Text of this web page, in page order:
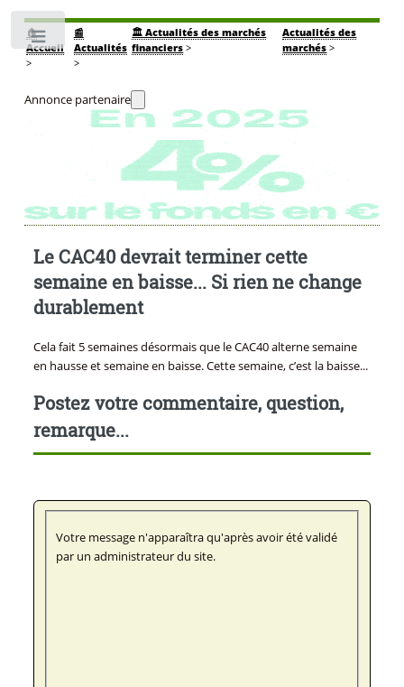
🏠
Accueil
>
📰
Actualités
>
🏛️ Actualités des marchés
financiers >
Actualités des
marchés >
Annonce partenaire
Le CAC40 devrait terminer cette
semaine en baisse... Si rien ne change
durablement
Cela fait 5 semaines désormais que le CAC40 alterne semaine
en hausse et semaine en baisse. Cette semaine, c’est la baisse...
Postez votre commentaire, question,
remarque...
Votre message n'apparaîtra qu'après avoir été validé
par un administrateur du site.
Toggle